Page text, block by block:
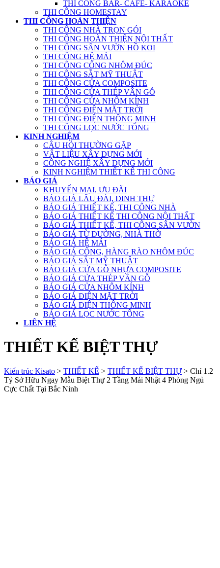
THI CÔNG BAR- CAFE- KARAOKE
THI CÔNG HOMESTAY
THI CÔNG HOÀN THIỆN
THI CÔNG NHÀ TRỌN GÓI
THI CÔNG HOÀN THIỆN NỘI THẤT
THI CÔNG SÂN VƯỜN HỒ KOI
THI CÔNG HỆ MÁI
THI CÔNG CỔNG NHÔM ĐÚC
THI CÔNG SẮT MỸ THUẬT
THI CÔNG CỬA COMPOSITE
THI CÔNG CỬA THÉP VÂN GỖ
THI CÔNG CỬA NHÔM KÍNH
THI CÔNG ĐIỆN MẶT TRỜI
THI CÔNG ĐIỆN THÔNG MINH
THI CÔNG LỌC NƯỚC TỔNG
KINH NGHIỆM
CÂU HỎI THƯỜNG GẶP
VẬT LIỆU XÂY DỰNG MỚI
CÔNG NGHỆ XÂY DỰNG MỚI
KINH NGHIỆM THIẾT KẾ THI CÔNG
BÁO GIÁ
KHUYẾN MẠI, ƯU ĐÃI
BÁO GIÁ LÂU ĐÀI, DINH THỰ
BÁO GIÁ THIẾT KẾ, THI CÔNG NHÀ
BÁO GIÁ THIẾT KẾ THI CÔNG NỘI THẤT
BÁO GIÁ THIẾT KẾ, THI CÔNG SÂN VƯỜN
BÁO GIÁ TỪ ĐƯỜNG, NHÀ THỜ
BÁO GIÁ HỆ MÁI
BÁO GIÁ CỔNG, HÀNG RÀO NHÔM ĐÚC
BÁO GIÁ SẮT MỸ THUẬT
BÁO GIÁ CỬA GỖ NHỰA COMPOSITE
BÁO GIÁ CỬA THÉP VÂN GỖ
BÁO GIÁ CỬA NHÔM KÍNH
BÁO GIÁ ĐIỆN MẶT TRỜI
BÁO GIÁ ĐIỆN THÔNG MINH
BÁO GIÁ LỌC NƯỚC TỔNG
LIÊN HỆ
THIẾT KẾ BIỆT THỰ
Kiến trúc Kisato > THIẾT KẾ > THIẾT KẾ BIỆT THỰ> Chỉ 1.2
Tỷ Sở Hữu Ngay Mẫu Biệt Thự 2 Tầng Mái Nhật 4 Phòng Ngủ
Cực Chất Tại Bắc Ninh